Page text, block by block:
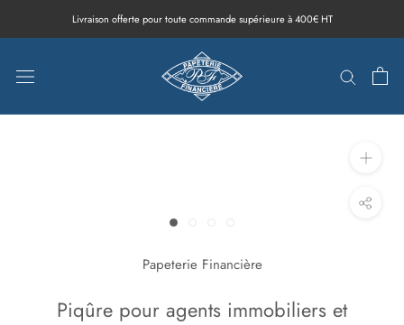
Livraison offerte pour toute commande supérieure à 400€ HT
Papeterie Financière
Piqûre pour agents immobiliers et